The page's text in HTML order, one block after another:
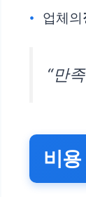
업체의
“만
비